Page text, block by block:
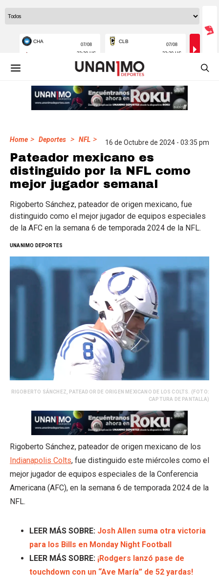
Home > Deportes > NFL > 16 de Octubre de 2024 - 03:35 pm
Pateador mexicano es
distinguido por la NFL como
mejor jugador semanal
Rigoberto Sánchez, pateador de origen mexicano, fue
distinguido como el mejor jugador de equipos especiales
de la AFC en la semana 6 de temporada 2024 de la NFL.
UNANIMO DEPORTES
RIGOBERTO SÁNCHEZ, PATEADOR DE ORIGEN MEXICANO DE LOS COLTS. (FOTO:
CAPTURA DE PANTALLA)
Rigoberto Sánchez, pateador de origen mexicano de los
Indianapolis Colts, fue distinguido este miércoles como el
mejor jugador de equipos especiales de la Conferencia
Americana (AFC), en la semana 6 de temporada 2024 de la
NFL.
LEER MÁS SOBRE: Josh Allen suma otra victoria
para los Bills en Monday Night Football
LEER MÁS SOBRE: ¡Rodgers lanzó pase de
touchdown con un “Ave María” de 52 yardas!